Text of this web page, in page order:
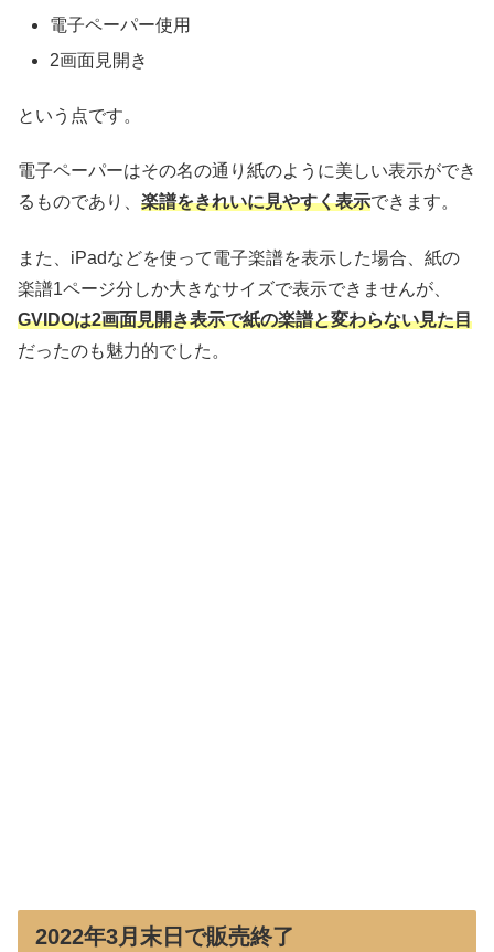
電子ペーパー使用
2画面見開き
という点です。
電子ペーパーはその名の通り紙のように美しい表示ができ
るものであり、 楽譜をきれいに見やすく表示できます。
また、iPadなどを使って電子楽譜を表示した場合、紙の
楽譜1ページ分しか大きなサイズで表示できませんが、
GVIDOは2画面見開き表示で紙の楽譜と変わらない見た目
だったのも魅力的でした。
2022年3月末日で販売終了